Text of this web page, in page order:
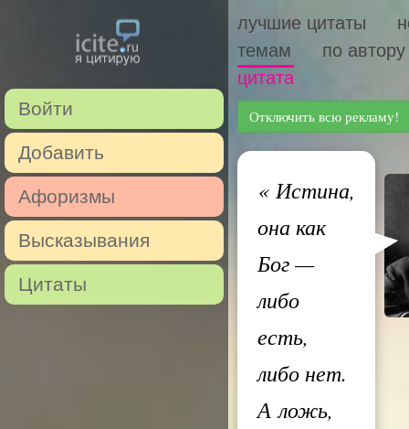
Войти
Добавить
Афоризмы
Высказывания
Цитаты
лучшие цитаты
темам
по автору
цитата
Отключить всю рекламу!
«Истина,
она как
Бог —
либо
есть,
либо нет.
А ложь,